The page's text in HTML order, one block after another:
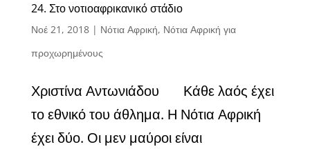
24. Στο νοτιοαφρικανικό στάδιο
Νοέ 21, 2018| Νότια Αφρική, Νότια Αφρική για
προχωρημένους
Χριστίνα Αντωνιάδου Κάθε λαός έχει
το εθνικό του άθλημα. Η Νότια Αφρική
έχει δύο. Οι μεν μαύροι είναι